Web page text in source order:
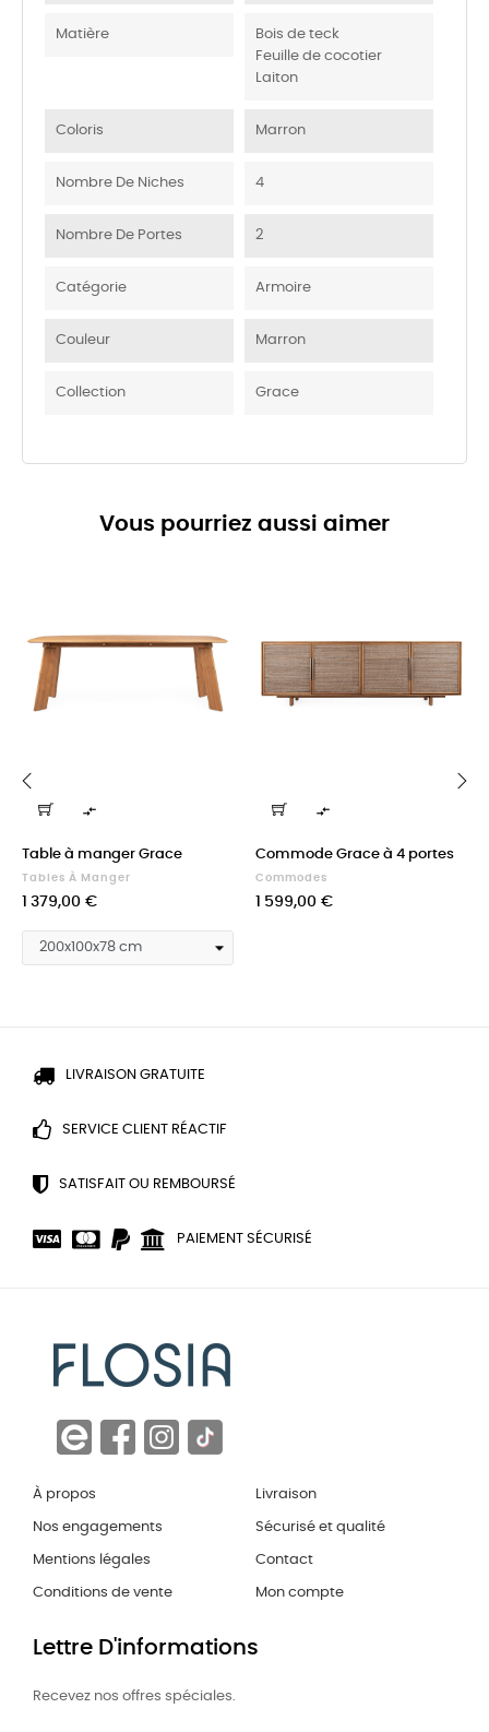
Matière
Bois de teck
Feuille de cocotier
Laiton
Coloris Marron
Nombre De Niches 4
Nombre De Portes 2
Catégorie Armoire
Couleur Marron
Collection Grace
Vous pourriez aussi aimer

Table à manger Grace
Tables À Manger
Prix
1 379,00 €

Commode Grace à 4 portes
Commodes
Prix
1 599,00 €
LIVRAISON GRATUITE
SERVICE CLIENT RÉACTIF
SATISFAIT OU REMBOURSÉ
PAIEMENT SÉCURISÉ
À propos
Nos engagements
Mentions légales
Conditions de vente
Livraison
Sécurisé et qualité
Contact
Mon compte
Lettre D'informations
Recevez nos offres spéciales.